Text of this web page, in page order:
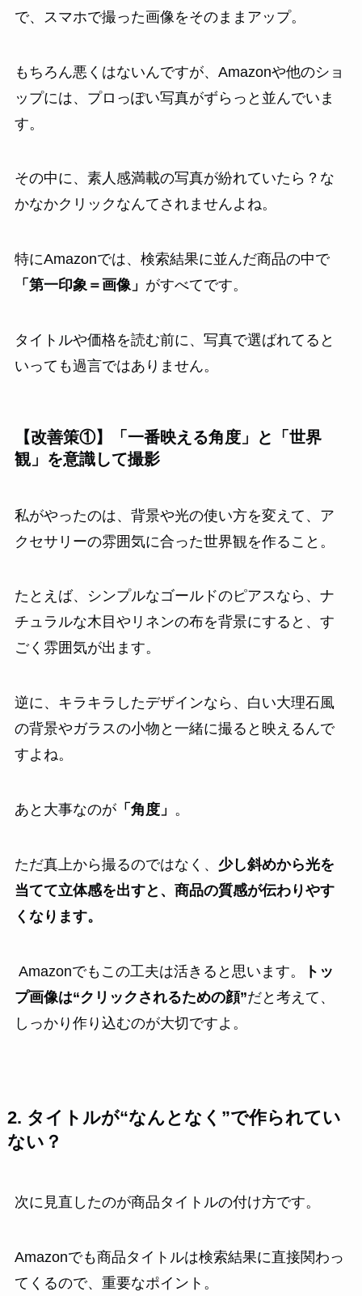
で、スマホで撮った画像をそのままアップ。
もちろん悪くはないんですが、Amazonや他のショ
ップには、プロっぽい写真がずらっと並んでいま
す。
その中に、素人感満載の写真が紛れていたら？な
かなかクリックなんてされませんよね。
特にAmazonでは、検索結果に並んだ商品の中で
「第一印象＝画像」 がすべてです。
タイトルや価格を読む前に、写真で選ばれてると
いっても過言ではありません。
【改善策①】「一番映える角度」と「世界
観」を意識して撮影
私がやったのは、背景や光の使い方を変えて、ア
クセサリーの雰囲気に合った世界観を作ること。
たとえば、シンプルなゴールドのピアスなら、ナ
チュラルな木目やリネンの布を背景にすると、す
ごく雰囲気が出ます。
逆に、キラキラしたデザインなら、白い大理石風
の背景やガラスの小物と一緒に撮ると映えるんで
すよね。
あと大事なのが「角度」 。
ただ真上から撮るのではなく、 少し斜めから光を
当てて立体感を出すと、商品の質感が伝わりやす
くなります。
Amazonでもこの工夫は活きると思います。
トッ
プ画像は“クリックされるための顔”だと考えて、
しっかり作り込むのが大切ですよ。
2. タイトルが“なんとなく”で作られてい
ない？
次に見直したのが商品タイトルの付け方です。
Amazonでも商品タイトルは検索結果に直接関わっ
てくるので、重要なポイント。